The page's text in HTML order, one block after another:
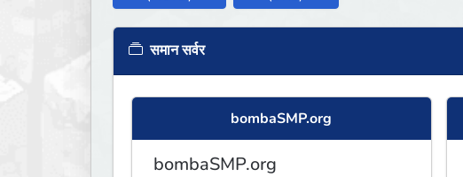
समान सर्वर
bombaSMP.org
bombaSMP.org